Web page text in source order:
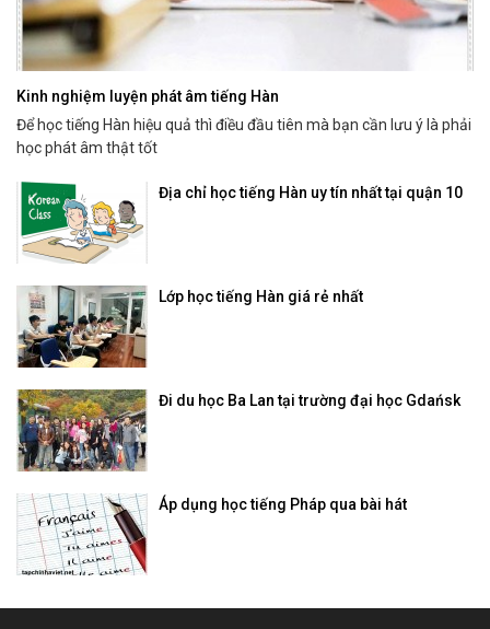
Kinh nghiệm luyện phát âm tiếng Hàn
Để học tiếng Hàn hiệu quả thì điều đầu tiên mà bạn cần lưu ý là phải
học phát âm thật tốt
Địa chỉ học tiếng Hàn uy tín nhất tại quận 10
Lớp học tiếng Hàn giá rẻ nhất
Đi du học Ba Lan tại trường đại học Gdańsk
Áp dụng học tiếng Pháp qua bài hát